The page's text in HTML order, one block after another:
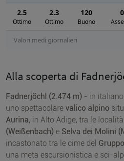
Valori medi giornalieri
2.5
Ottimo
2.3
Ottimo
120
Buono
0
Alla scoperta di
Fadnerjöchl (2.474 m) - in italiano
uno spettacolare valico alpino
Aurina, in Alto Adige, tra le
(Weißenbach) e Selva dei Molini
incastonato tra le cime del
una meta escursionistica e sci-